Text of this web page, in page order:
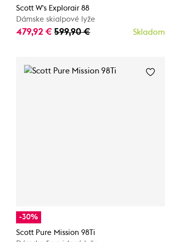
Scott W's Explorair 88
Dámske skialpové lyže
479,92 € 599,90 € Skladom
-30%
Scott Pure Mission 98Ti